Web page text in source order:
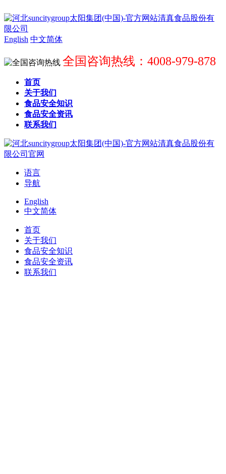
English 中文简体
全国咨询热线：4008-979-878
首页
关于我们
食品安全知识
食品安全资讯
联系我们
语言
导航
English
中文简体
首页
关于我们
食品安全知识
食品安全资讯
联系我们